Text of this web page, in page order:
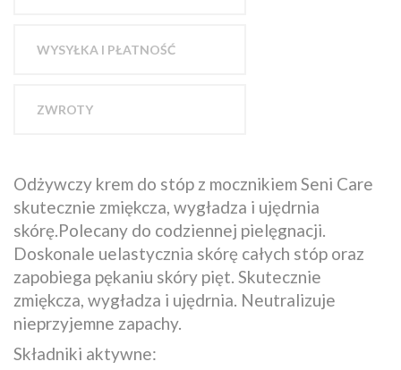
WYSYŁKA I PŁATNOŚĆ
ZWROTY
Odżywczy krem do stóp z mocznikiem Seni Care
skutecznie zmiękcza, wygładza i ujędrnia
skórę.Polecany do codziennej pielęgnacji.
Doskonale uelastycznia skórę całych stóp oraz
zapobiega pękaniu skóry pięt. Skutecznie
zmiękcza, wygładza i ujędrnia. Neutralizuje
nieprzyjemne zapachy.
Składniki aktywne: